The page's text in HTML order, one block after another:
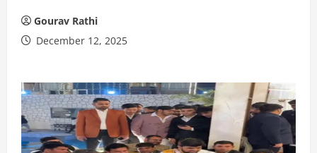
Gourav Rathi
December 12, 2025